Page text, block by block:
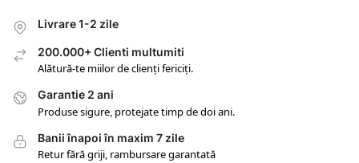
Livrare 1-2 zile
200.000+ Clienti multumiti
Alătură-te miilor de clienți fericiți.
Garantie 2 ani
Produse sigure, protejate timp de doi ani.
Banii înapoi în maxim 7 zile
Retur fără griji, rambursare garantată